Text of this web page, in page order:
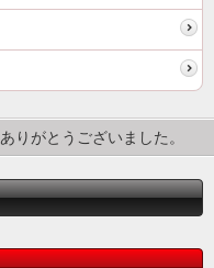
ありがとうございました。